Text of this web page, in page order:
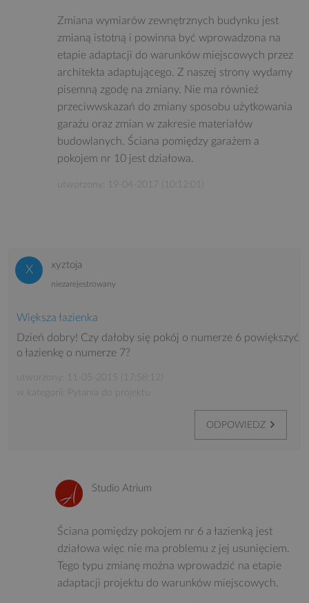
Zmiana wymiarów zewnętrznych budynku jest
zmianą istotną i powinna być wprowadzona na
etapie adaptacji do warunków miejscowych przez
architekta adaptującego. Z naszej strony wydamy
pisemną zgodę na zmiany. Nie ma również
przeciwwskazań do zmiany sposobu użytkowania
garażu oraz zmian w zakresie materiałów
budowlanych. Ściana pomiędzy garażem a
pokojem nr 10 jest działowa.
utworzony: 19-04-2017 (10:12:01)
xyztoja
niezarejestrowany
Większa łazienka
Dzień dobry! Czy dałoby się pokój o numerze 6 powiększyć
o łazienkę o numerze 7?
utworzony: 11-05-2015 (17:58:12)
w kategorii: Pytania do projektu
ODPOWIEDZ
Studio Atrium
Ściana pomiędzy pokojem nr 6 a łazienką jest
działowa więc nie ma problemu z jej usunięciem.
Tego typu zmianę można wprowadzić na etapie
adaptacji projektu do warunków miejscowych.